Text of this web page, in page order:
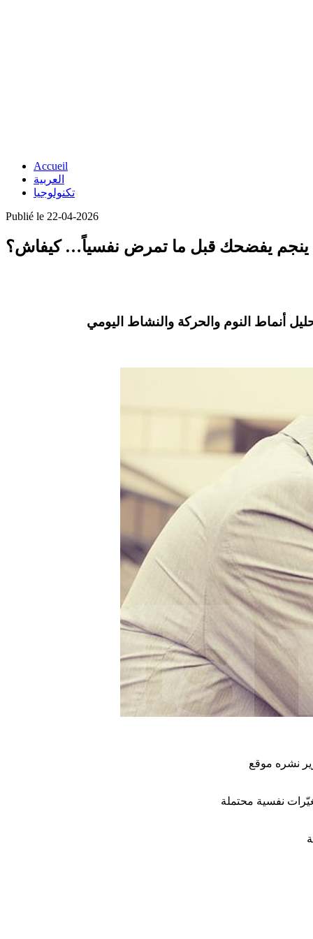
Accueil
العربية
تكنولوجيا
Publié le 22-04-2026